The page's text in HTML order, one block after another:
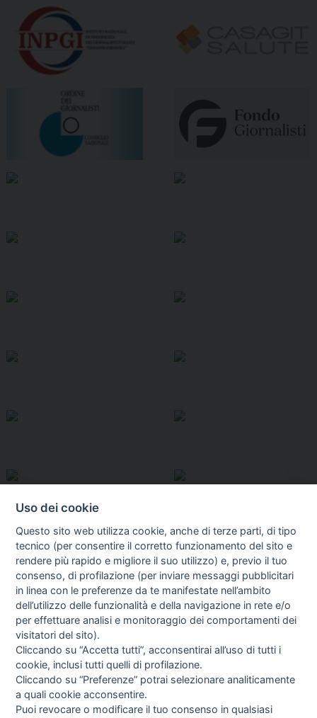
I libri Vedi tutti
Uso dei cookie
Questo sito web utilizza cookie, anche di terze parti, di tipo
tecnico (per consentire il corretto funzionamento del sito e
rendere più rapido e migliore il suo utilizzo) e, previo il tuo
consenso, di profilazione (per inviare messaggi pubblicitari
in linea con le preferenze da te manifestate nell’ambito
dell’utilizzo delle funzionalità e della navigazione in rete e/o
per effettuare analisi e monitoraggio dei comportamenti dei
visitatori del sito).
Cliccando su “Accetta tutti”, acconsentirai all’uso di tutti i
cookie, inclusi tutti quelli di profilazione.
Cliccando su “Preferenze” potrai selezionare analiticamente
a quali cookie acconsentire.
Puoi revocare o modificare il tuo consenso in qualsiasi